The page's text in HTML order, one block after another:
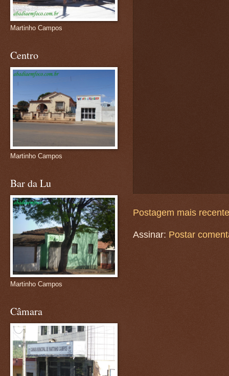
Postagem mais recente
Assinar: Postar
Martinho Campos
Centro
Martinho Campos
Bar da Lu
Martinho Campos
Câmara